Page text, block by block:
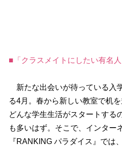
■「クラスメイトにしたい有名
新たな出会いが待っている入
る4月。春から新しい教室で机
どんな学生生活がスタートする
も多いはず。そこで、インター
『RANKING パラダイス』では